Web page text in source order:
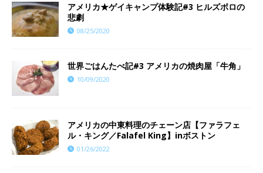
アメリカ★ゲイキャンプ体験記#3 ヒルズボロの
悲劇
08/25/2020
世界ごはんたべ記#3 アメリカの焼肉屋「牛角」
10/09/2020
アメリカの中東料理のチェーン店【ファラフェ
ル・キング／Falafel King】inボストン
01/26/2022